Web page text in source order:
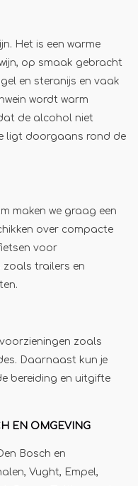
Het is een warme
op smaak gebracht
en steranijs en vaak
wordt warm
de alcohol niet
ligt doorgaans rond de
maken we graag een
over compacte
voor
zoals trailers en
zoals
Daarnaast kun je
bereiding en uitgifte
EN OMGEVING
Bosch en
Vught, Empel,